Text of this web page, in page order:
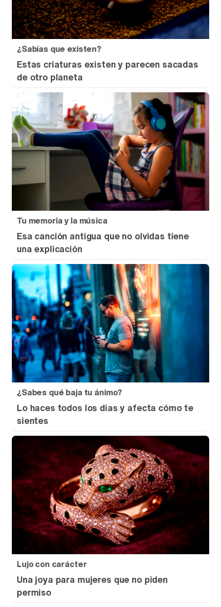
¿Sabías que existen?
Estas criaturas existen y parecen sacadas
de otro planeta
Tu memoria y la música
Esa canción antigua que no olvidas tiene
una explicación
¿Sabes qué baja tu ánimo?
Lo haces todos los días y afecta cómo te
sientes
Lujo con carácter
Una joya para mujeres que no piden
permiso